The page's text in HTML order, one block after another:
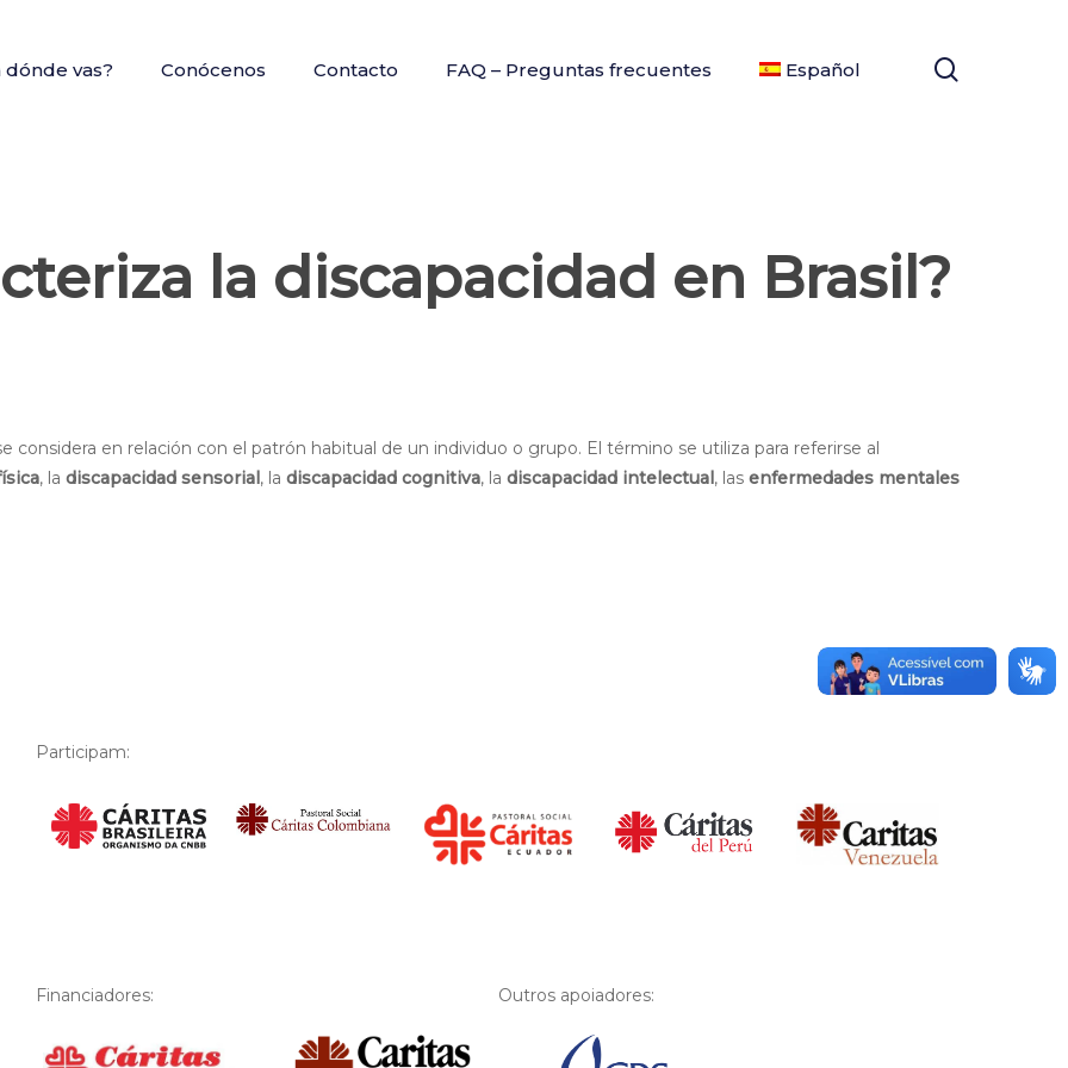
dónde vas? Conócenos Contacto FAQ – Preguntas frecuentes Español
la discapacidad en Brasil?
considera en relación con el patrón habitual de un individuo o grupo. El término se utiliza para referirse al
, la discapacidad sensorial, la discapacidad cognitiva, la discapacidad intelectual, las enfermedades mentales
Participam:
Financiadores: Outros apoiadores: